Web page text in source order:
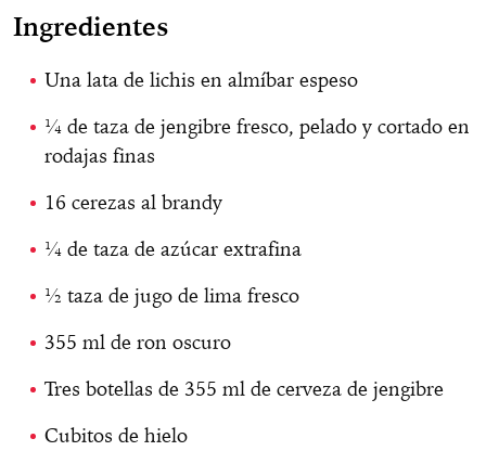
Ingredientes
Una lata de lichis en almíbar espeso
¼ de taza de jengibre fresco, pelado y cortado en
rodajas finas
16 cerezas al brandy
¼ de taza de azúcar extrafina
½ taza de jugo de lima fresco
355 ml de ron oscuro
Tres botellas de 355 ml de cerveza de jengibre
Cubitos de hielo